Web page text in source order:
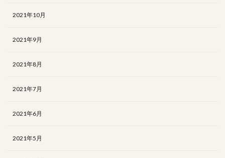
2021年10月
2021年9月
2021年8月
2021年7月
2021年6月
2021年5月